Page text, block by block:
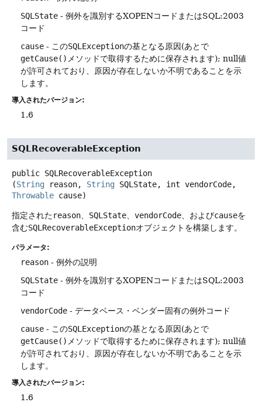
SQLState - 例外を識別するXOPENコードまたはSQL:2003
コード
cause - このSQLExceptionの基となる原因(あとで
getCause() メソッドで取得するために保存されます); null値
が許可されており、原因が存在しないか不明であることを示
します。
導入されたバージョン:
1.6
SQLRecoverableException
public SQLRecoverableException
(String reason, String
Throwable cause)
指定されたreason、 SQLState、 vendorCode、およびcauseを
含むSQLRecoverableExceptionオブジェクトを構築します。
パラメータ:
reason - 例外の説明
SQLState - 例外を識別するXOPENコードまたはSQL:2003
コード
vendorCode - データベース・ベンダー固有の例外コード
cause - このSQLExceptionの基となる原因(あとで
getCause() メソッドで取得するために保存されます); null値
が許可されており、原因が存在しないか不明であることを示
します。
導入されたバージョン:
1.6